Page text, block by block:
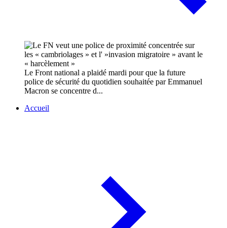
Le Front national a plaidé mardi pour que la future
police de sécurité du quotidien souhaitée par Emmanuel
Macron se concentre d...
Accueil